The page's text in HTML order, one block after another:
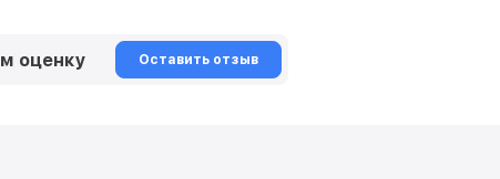
оценку Оставить отзыв